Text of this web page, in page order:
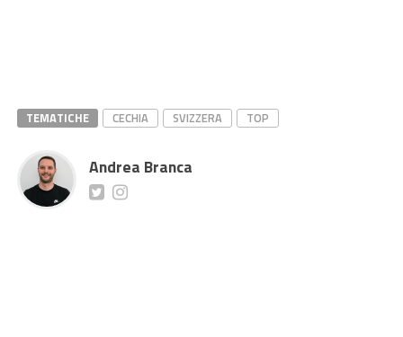
TEMATICHE CECHIA SVIZZERA TOP
Andrea Branca